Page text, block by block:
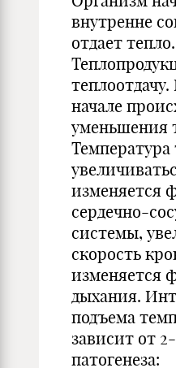
внутренне
отдает тепло.
начале
уменьшения
Температура
изменяется
сердечно-
системы,
скорость
изменяется
дыхания.
подъема
зависит от
патогенеза: